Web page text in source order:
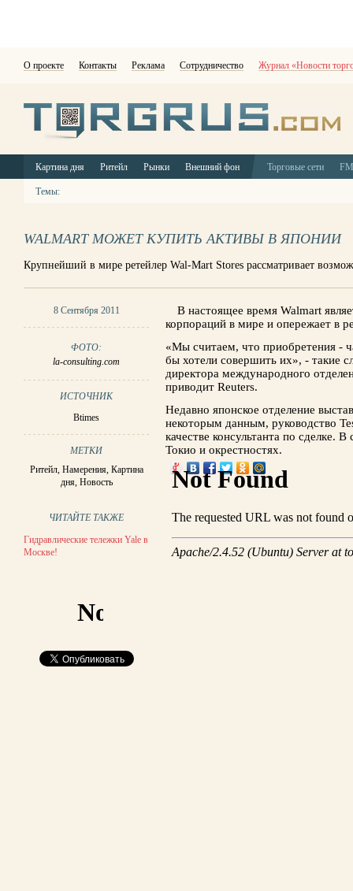
О проекте Контакты Реклама Сотрудничество Журнал «Новости
Картина дня Ритейл Рынки Внешний фон Торговые сети
Темы:
WALMART МОЖЕТ КУПИТЬ АКТИВЫ В ЯПОНИИ
Крупнейший в мире ретейлер Wal-Mart Stores рассматривает
8 Сентября 2011
ФОТО:
la-consulting.com
ИСТОЧНИК
Btimes
МЕТКИ
Ритейл, Намерения, Картина
дня, Новость
ЧИТАЙТЕ ТАКЖЕ
Гидравлические тележки Yale в
Москве!
В настоящее время Walmart
корпораций в мире и опережает в
«Мы считаем, что приобретения -
бы хотели совершить их», - такие
директора международного
приводит Reuters.
Недавно японское отделение
некоторым данным, руководство
качестве консультанта по сделке.
Токио и окрестностях.